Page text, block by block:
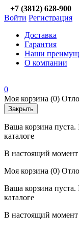
+7 (3812) 628-900
Войти Регистрация
Доставка
Гарантия
Наши
О компании
0
Моя корзина (0)
Закрыть
Ваша корзина
каталоге
В настоящий момент
Моя корзина (0)
Ваша корзина
каталоге
В настоящий момент